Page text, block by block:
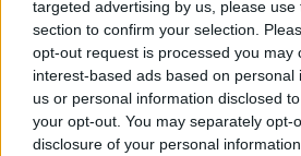
targeted advertising by us, please
section to confirm your selection.
opt-out request is processed you may
interest-based ads based on personal
us or personal information disclosed
your opt-out. You may separately opt-
disclosure of your personal
απολογισμός
ΔΙΑΦΗΜΙΣΗ